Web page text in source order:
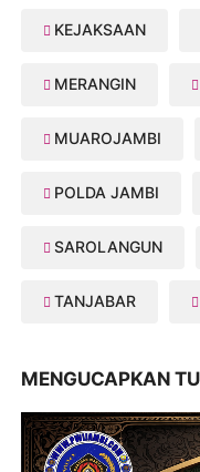
KEJAKSAAN
MERANGIN
MUAROJAMBI
POLDA JAMBI
SAROLANGUN
TANJABAR
MENGUCAPKAN